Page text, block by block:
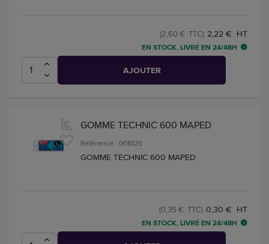
2,22 € HT
(2,60 € TTC)
EN STOCK, LIVRÉ EN 24/48H
AJOUTER
GOMME TECHNIC 600 MAPED
Référence : 001025
GOMME TECHNIC 600 MAPED
0,30 € HT
(0,35 € TTC)
EN STOCK, LIVRÉ EN 24/48H